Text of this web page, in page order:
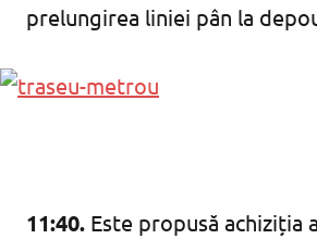
prelungirea liniei pân la
11:40. Este propusă achiziția